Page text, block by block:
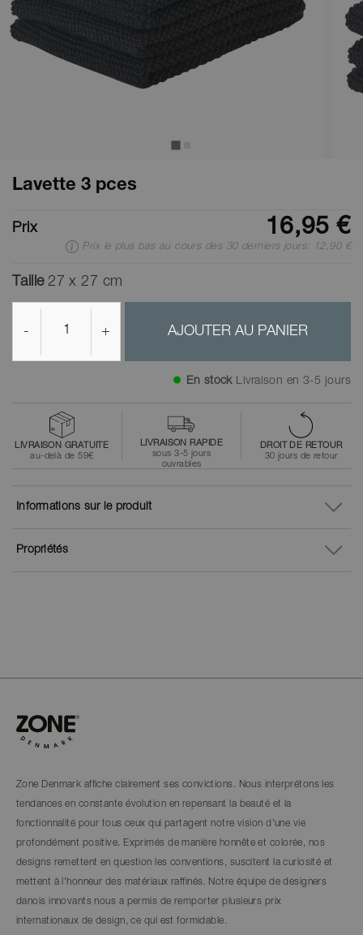
Lavette 3 pces
Prix 16,95 €
Prix le plus bas au cours des 30 derniers jours: 12,90 €
Taille 27 x 27 cm
- + AJOUTER AU PANIER
En stock Livraison en 3-5 jours
LIVRAISON GRATUITE
au-delà de 59€
LIVRAISON RAPIDE
sous 3-5 jours
ouvrables
DROIT DE RETOUR
30 jours de retour
Propriétés
Informations sur le produit
Zone Denmark affiche clairement ses convictions. Nous interprétons les
tendances en constante évolution en repensant la beauté et la
fonctionnalité pour tous ceux qui partagent notre vision d'une vie
profondément positive. Exprimés de manière honnête et colorée, nos
designs remettent en question les conventions, suscitent la curiosité et
mettent à l'honneur des matériaux raffinés. Notre équipe de designers
danois innovants nous a permis de remporter plusieurs prix
internationaux de design, ce qui est formidable.